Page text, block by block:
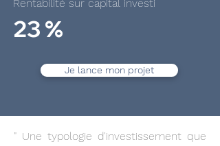
Rentabilité sur capital investi
23 %
Je lance mon projet
" Une typologie d'investissement que